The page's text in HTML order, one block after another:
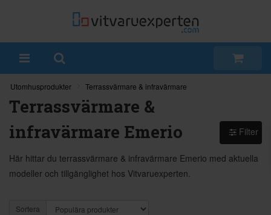
Utomhusprodukter Terrassvärmare & infravärmare
Terrassvärmare &
infravärmare Emerio
Här hittar du terrassvärmare & infravärmare Emerio med aktuella
modeller och tillgänglighet hos Vitvaruexperten.
Sortera
Filter